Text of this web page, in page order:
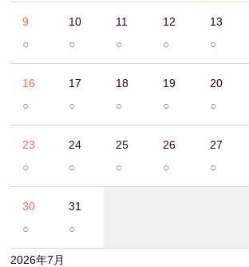
9
○
10
○
11
○
12
○
13
○
16
○
17
○
18
○
19
○
20
○
23
○
24
○
25
○
26
○
27
○
30
○
31
○
2026年7月